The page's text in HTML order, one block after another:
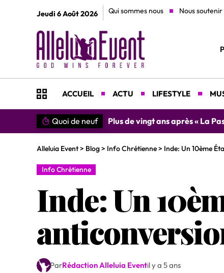
Jeudi 6 Août 2026 Qui sommes nous Nous soutenir
ACCUEIL ACTU LIFESTYLE
Quoi de neuf
», Mel Gibson prépare son retour avec la suite
Alleluia Event> Blog> Info Chrétienne> Inde: Un 10ème
Info Chrétienne
Inde: Un
ParRédaction Alleluia Eventil y a 5 ans